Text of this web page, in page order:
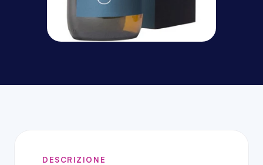
DESCRIZIONE